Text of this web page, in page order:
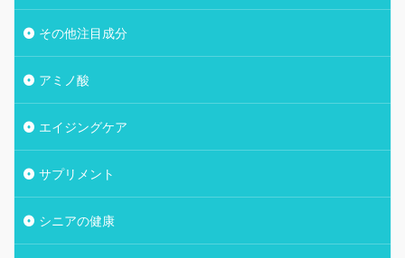
その他注目成分
アミノ酸
エイジングケア
サプリメント
シニアの健康